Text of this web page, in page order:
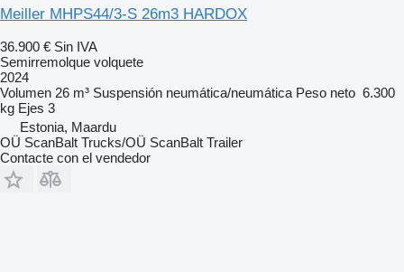
Meiller MHPS44/3-S 26m3 HARDOX
36.900 € Sin IVA
Semirremolque volquete
2024
Volumen 26 m³ Suspensión neumática/neumática Peso neto 6.300
kg Ejes 3
Estonia, Maardu
OÜ ScanBalt Trucks/OÜ ScanBalt Trailer
Contacte con el vendedor